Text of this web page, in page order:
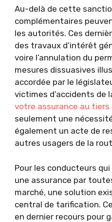
Au-delà de cette
complémentaires
les autorités. Ces
des travaux d’intérêt
voire l’annulation du
mesures dissuasives
accordée par le
victimes d’accidents de
votre assurance au tiers
seulement une
également un acte de
autres usagers de la
Pour les conducteurs
une assurance par
marché, une solution
central de tarification.
en dernier recours pour